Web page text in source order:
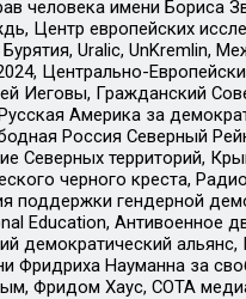
человека имени Бориса
Центр европейских
Uralic, UnKremlin,
Центрально-
Иеговы, Гражданский
Америка за
Россия Северный
Северных территорий,
черного креста,
поддержки гендерной
Education, Антивоенное
демократический
Фридриха Науманна за
Фридом Хаус, СОТА